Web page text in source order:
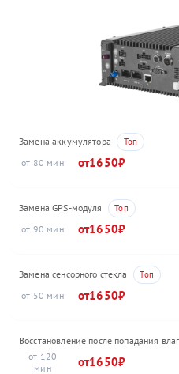
Замена аккумулятора
80
1650
Замена GPS-модуля
90
1650
Замена сенсорного стекла
50
1650
Восстановление после попадания
120
1650